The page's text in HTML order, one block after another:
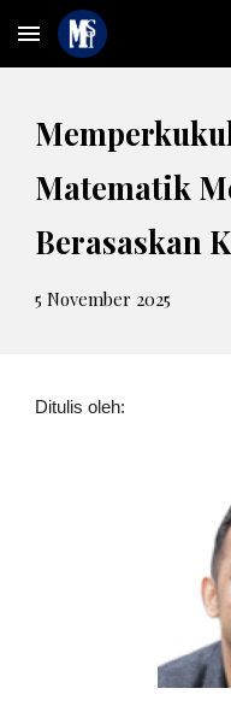
Skip to main content
Matematik M
Berasaskan K
5 November 2025
Ditulis oleh: